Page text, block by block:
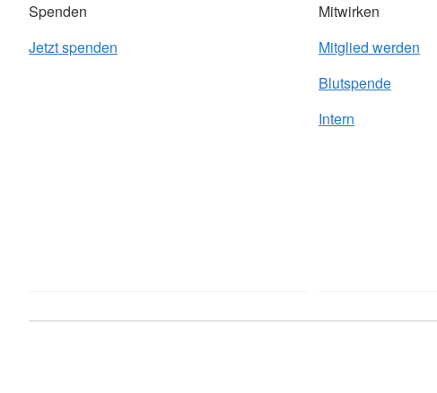
Spenden
Jetzt spenden
Mitwirken
Mitglied werden
Blutspende
Intern